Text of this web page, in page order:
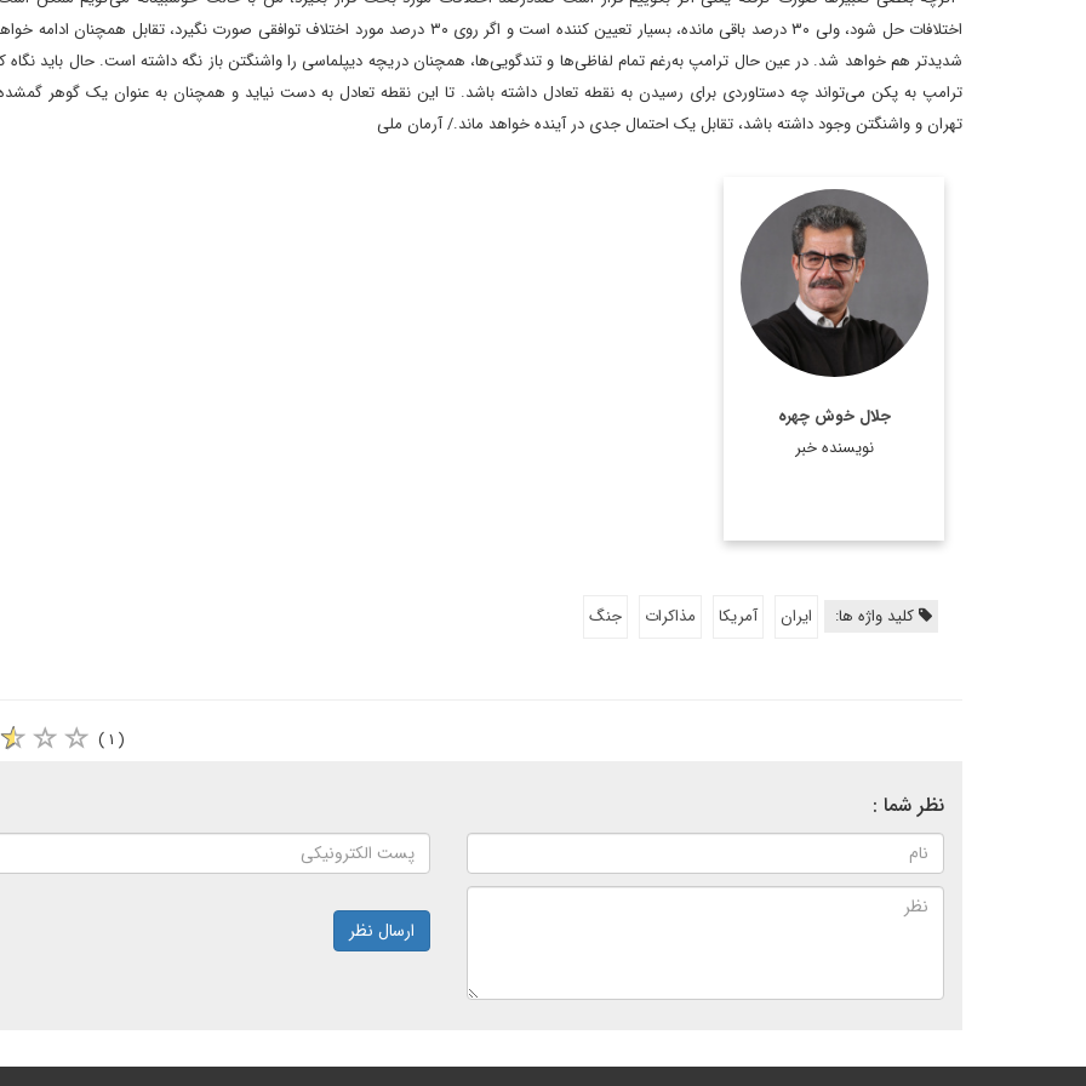
اختلافات حل شود، ولی ۳۰ درصد باقی مانده، بسیار تعیین کننده است و اگر روی ۳۰ درصد مورد اختلاف توافقی صورت نگیرد، تقابل
شدیدتر هم خواهد شد. در عین حال ترامپ به‌رغم تمام لفاظی‌ها و تندگویی‌ها، همچنان دریچه دیپلماسی را واشنگتن باز نگه داشته است. حال باید نگاه
ترامپ به پکن می‌تواند چه دستاوردی برای رسیدن به نقطه تعادل داشته باشد. تا این نقطه تعادل به دست نیاید و همچنان به عنوان یک گوهر
تهران و واشنگتن وجود داشته باشد، تقابل یک احتمال جدی در آینده خواهد ماند./ آرمان ملی
جلال خوش چهره
نویسنده خبر
روزنامه‌نگار و تحلیلگر
مسائل بین‌الملل
اطلاعات بیشتر
کلید واژه ها: ایران آمریکا مذاکرات جنگ
( ۱ )
نظر شما :
ارسال نظر